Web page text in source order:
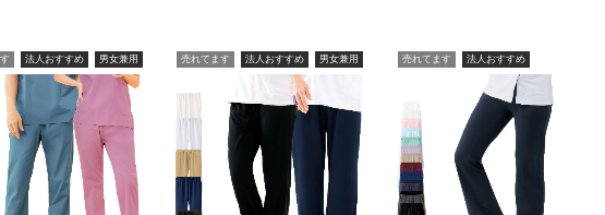
法人おすすめ 男女兼用 売れてます 法人おすすめ 男女兼用 売れてます 法人おすすめ